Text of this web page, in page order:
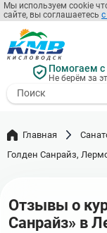
Мы используем cookie
сайте, вы соглашаетесь
Перейти
к
основному
содержанию
Помогаем с
Не берём за
- I agree to the processing of my
Главная
Голден Санрайз,
Отзывы о
Санрайз» в